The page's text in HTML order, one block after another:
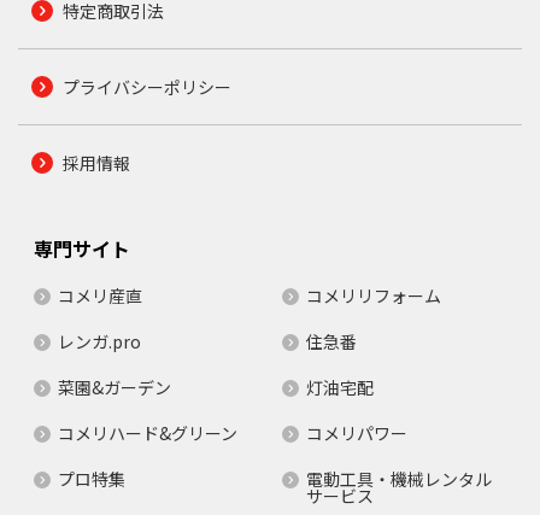
特定商取引法
プライバシーポリシー
採用情報
専門サイト
コメリ産直
コメリリフォーム
レンガ.pro
住急番
菜園&ガーデン
灯油宅配
コメリハード&グリーン
コメリパワー
プロ特集
電動工具・機械レンタル
サービス